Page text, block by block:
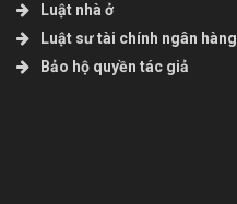
Luật nhà ở
Luật sư tài chính ngân hàng
Bảo hộ quyền tác giả